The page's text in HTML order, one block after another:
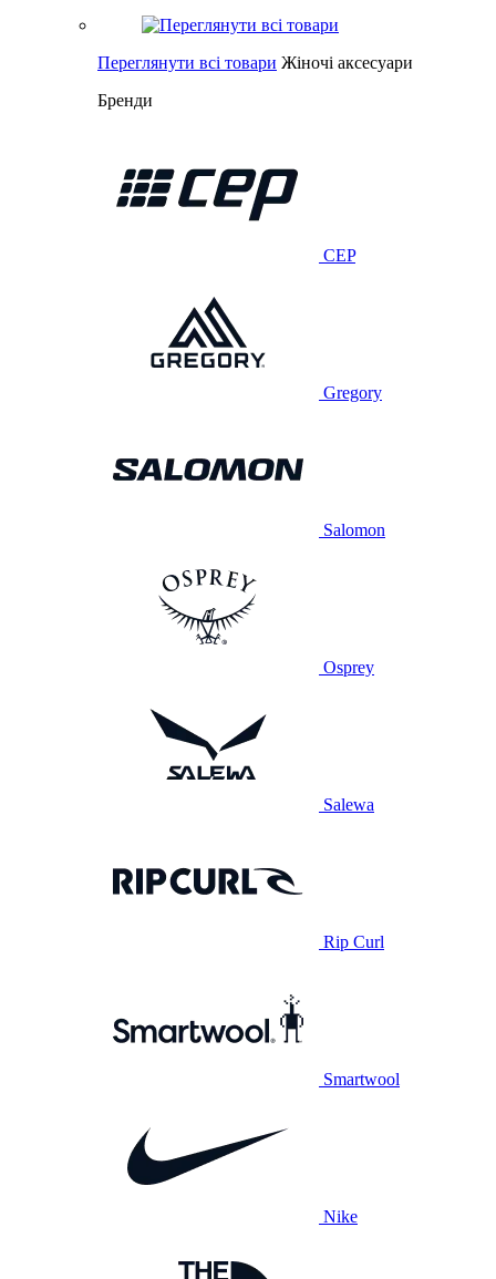
Переглянути всі товари Жіночі аксесуари
Бренди
CEP
Gregory
Salomon
Osprey
Salewa
Rip Curl
Smartwool
Nike